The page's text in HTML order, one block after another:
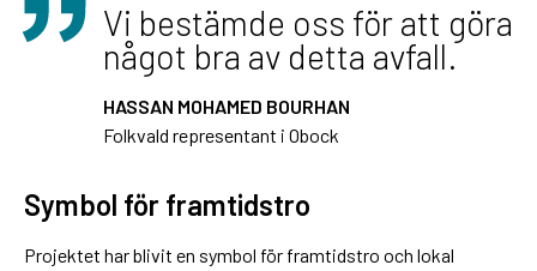
Vi bestämde oss för att göra
något bra av detta avfall.
HASSAN MOHAMED BOURHAN
Folkvald representant i Obock
Symbol för framtidstro
Projektet har blivit en symbol för framtidstro och lokal